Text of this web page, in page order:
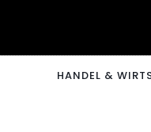
HANDEL &